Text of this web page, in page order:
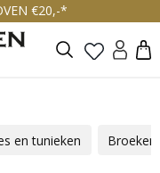
€20,-*
Zoeken
en tunieken Broeken